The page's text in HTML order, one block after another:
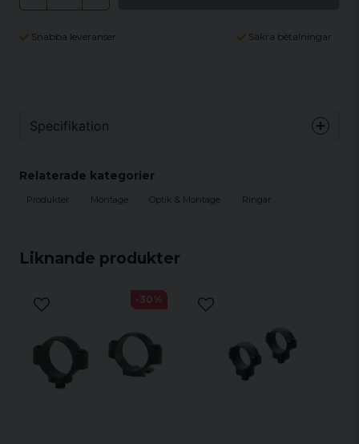
Snabba leveranser Säkra betalningar
Liknande produkter
-30%
Specifikation
Höjd upp till ringens centrum
Leupold QR 30mm Rings "Hög Ext"
Ringdiameter
30 mm
Material
Relaterade kategorier
Produkter Montage Optik & Montage Ringar